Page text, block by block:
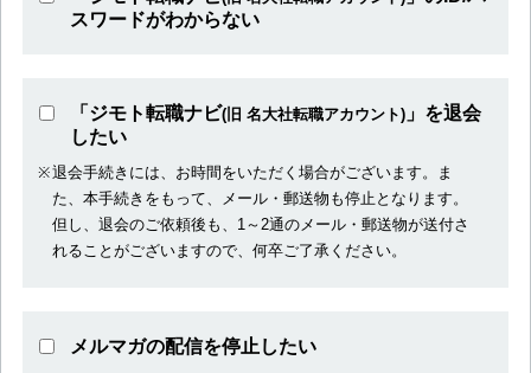
スワードがわからない
「ジモト転職ナビ(旧 名大社転職アカウント)」を退会
したい
退会手続きには、お時間をいただく場合がございます。ま
た、本手続きをもって、メール・郵送物も停止となります。
但し、退会のご依頼後も、1～2通のメール・郵送物が送付さ
れることがございますので、何卒ご了承ください。
メルマガの配信を停止したい